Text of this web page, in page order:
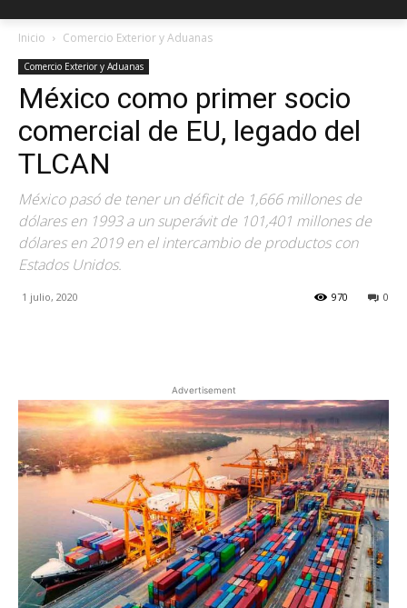
Inicio Comercio Exterior y Aduanas
Comercio Exterior y Aduanas
México como primer socio
comercial de EU, legado del
TLCAN
México pasó de tener un déficit de 1,666 millones de
dólares en 1993 a un superávit de 101,401 millones de
dólares en 2019 en el intercambio de productos con
Estados Unidos.
1 julio, 2020 0
970
Advertisement